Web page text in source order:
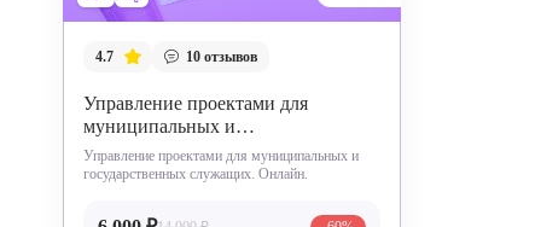
4.7 10 отзывов
Управление проектами для
муниципальных и
государственных служащих
Управление проектами для муниципальных и
государственных служащих. Онлайн.